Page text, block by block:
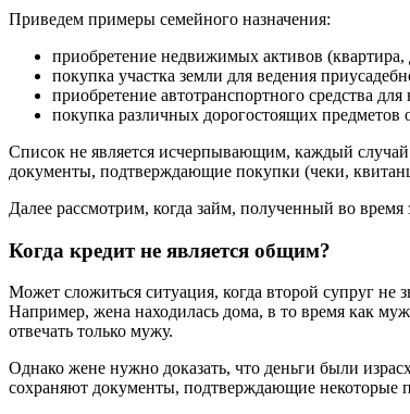
Приведем примеры семейного назначения:
приобретение недвижимых активов
покупка участка земли для ведения
приобретение автотранспортного средства
покупка различных дорогостоящих предметов
Список не является исчерпывающим, каждый
документы, подтверждающие покупки (чеки,
Далее рассмотрим, когда займ, полученный во
Когда кредит не является общим?
Может сложиться ситуация, когда второй супруг не
Например, жена находилась дома, в то время как
отвечать только мужу.
Однако жене нужно доказать, что деньги были
сохраняют документы, подтверждающие некоторые